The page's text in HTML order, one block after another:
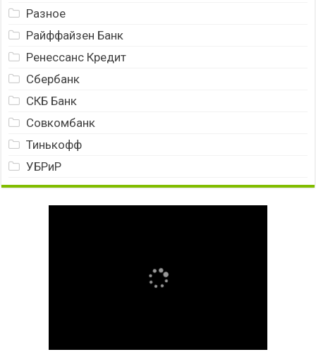
Разное
Райффайзен Банк
Ренессанс Кредит
Сбербанк
СКБ Банк
Совкомбанк
Тинькофф
УБРиР